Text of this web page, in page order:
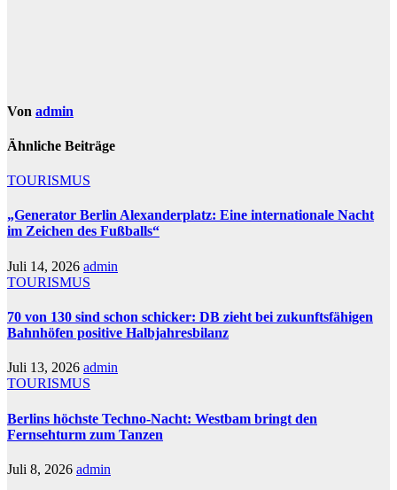
Von admin
Ähnliche Beiträge
TOURISMUS
„Generator Berlin Alexanderplatz: Eine internationale Nacht
im Zeichen des Fußballs“
Juli 14, 2026 admin
TOURISMUS
70 von 130 sind schon schicker: DB zieht bei zukunftsfähigen
Bahnhöfen positive Halbjahresbilanz
Juli 13, 2026 admin
TOURISMUS
Berlins höchste Techno-Nacht: Westbam bringt den
Fernsehturm zum Tanzen
Juli 8, 2026 admin